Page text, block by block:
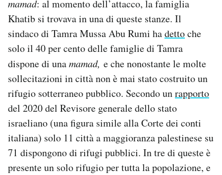
mamad: al momento dell’attacco, la famiglia
Khatib si trovava in una di queste stanze. Il
sindaco di Tamra Mussa Abu Rumi hadettoche
solo il 40 per cento delle famiglie di Tamra
dispone di unamamad, e che nonostante le molte
sollecitazioni in città non è mai stato costruito un
rifugio sotterraneo pubblico. Secondo unrapporto
del 2020 del Revisore generale dello stato
israeliano (una figura simile alla Corte dei conti
italiana) solo 11 città a maggioranza palestinese su
71 dispongono di rifugi pubblici. In tre di queste è
presente un solo rifugio per tutta la popolazione, e